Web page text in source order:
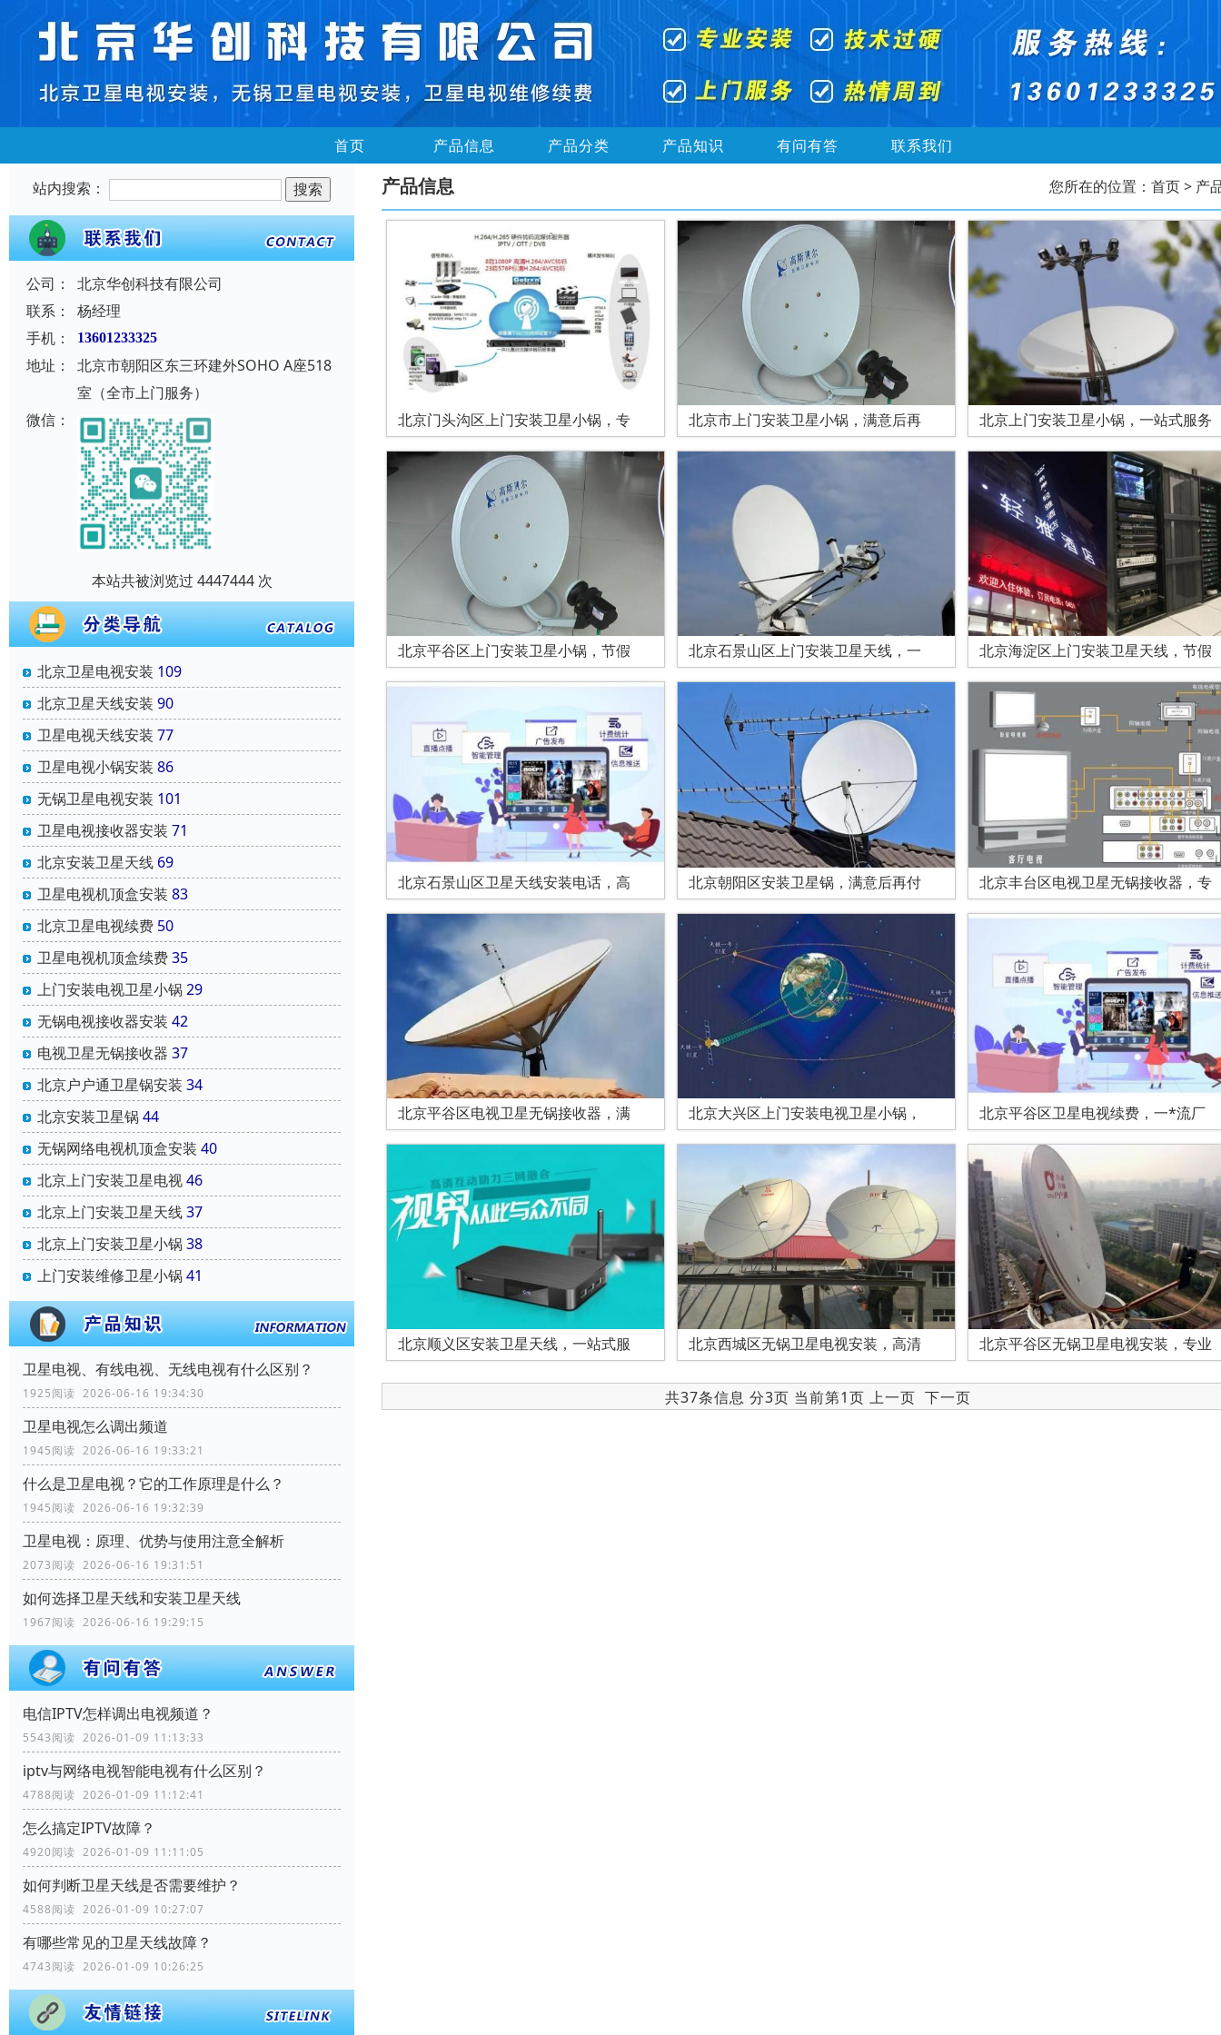
首页 产品信息 产品分类 产品知识 有问有答 联系我们
站内搜索：
公司：
北京华创科技有限公司
联系：
杨经理
手机：
13601233325
地址：
北京市朝阳区东三环建外SOHO A座518
室（全市上门服务）
微信：
本站共被浏览过 4447444 次
北京卫星电视安装 109
北京卫星天线安装 90
卫星电视天线安装 77
卫星电视小锅安装 86
无锅卫星电视安装 101
卫星电视接收器安装 71
北京安装卫星天线 69
卫星电视机顶盒安装 83
北京卫星电视续费 50
卫星电视机顶盒续费35
上门安装电视卫星小锅 29
无锅电视接收器安装 42
电视卫星无锅接收器 37
北京户户通卫星锅安装 34
北京安装卫星锅 44
无锅网络电视机顶盒安装 40
北京上门安装卫星电视46
北京上门安装卫星天线37
北京上门安装卫星小锅 38
上门安装维修卫星小锅 41
卫星电视、有线电视、无线电视有什么区别？
1925阅读 2026-06-16 19:34:30
卫星电视怎么调出频道
1945阅读 2026-06-16 19:33:21
什么是卫星电视？它的工作原理是什么？
1945阅读 2026-06-16 19:32:39
卫星电视：原理、优势与使用注意全解析
2073阅读 2026-06-16 19:31:51
如何选择卫星天线和安装卫星天线
1967阅读 2026-06-16 19:29:15
电信IPTV怎样调出电视频道？
5543阅读 2026-01-09 11:13:33
iptv与网络电视智能电视有什么区别？
4788阅读 2026-01-09 11:12:41
怎么搞定IPTV故障？
4920阅读 2026-01-09 11:11:05
如何判断卫星天线是否需要维护？
4588阅读 2026-01-09 10:27:07
有哪些常见的卫星天线故障？
4743阅读 2026-01-09 10:26:25
产品信息 您所在的位置： 首页> 产
北京门头沟区上门安装卫星小锅，专 北京市上门安装卫星小锅，满意后再 北京上门安装卫星小锅，一站式服务
北京平谷区上门安装卫星小锅，节假 北京石景山区上门安装卫星天线，一 北京海淀区上门安装卫星天线，节假
北京石景山区卫星天线安装电话，高 北京朝阳区安装卫星锅，满意后再付 北京丰台区电视卫星无锅接收器，专
北京平谷区电视卫星无锅接收器，满 北京大兴区上门安装电视卫星小锅， 北京平谷区卫星电视续费，一*流厂
北京顺义区安装卫星天线，一站式服 北京西城区无锅卫星电视安装，高清 北京平谷区无锅卫星电视安装，专业
共37条信息 分3页 当前第1页 上一页 下一页